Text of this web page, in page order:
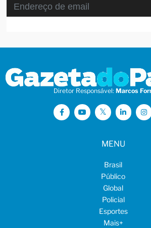
Diretor Responsável: Marcos
MENU
Brasil
Público
Global
Policial
Esportes
Mais+